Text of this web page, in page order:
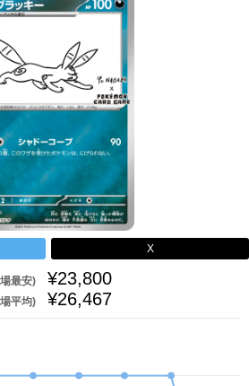
X
最安) ¥23,800
平均) ¥26,467